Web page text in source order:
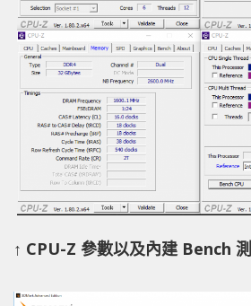
↑ CPU-Z 參數以及內建 Bench